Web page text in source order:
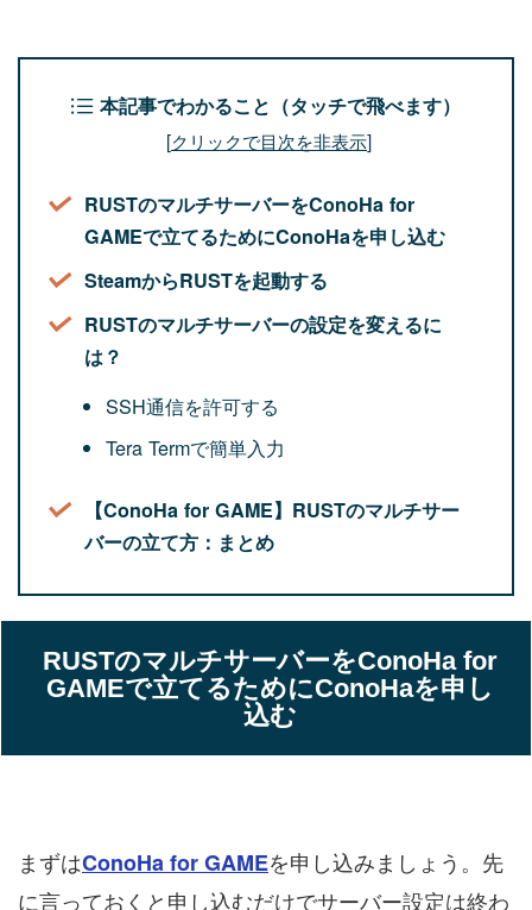
本記事でわかること（タッチで飛べます）
[クリックで目次を非表示]
RUSTのマルチサーバーをConoHa for
GAMEで立てるためにConoHaを申し込む
SteamからRUSTを起動する
RUSTのマルチサーバーの設定を変えるに
は？
SSH通信を許可する
Tera Termで簡単入力
【ConoHa for GAME】RUSTのマルチサー
バーの立て方：まとめ
RUSTのマルチサーバーをConoHa for
GAMEで立てるためにConoHaを申し
込む
まずはConoHa for GAMEを申し込みましょう。先
に言っておくと申し込むだけでサーバー設定は終わ